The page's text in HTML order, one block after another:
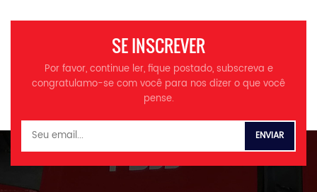
3170mm C base do
de rack 2360mm M in.
ground clearance 470mm M
3300mm M Ax.Comping
alcance 1290mm
Desempenho D velocidade
de rivalidade F Orward 1 0-
SE INSCREVER
Por favor, continue ler, fique postado, subscreva e
congratulamo-se com você para nos dizer o que você
pense.